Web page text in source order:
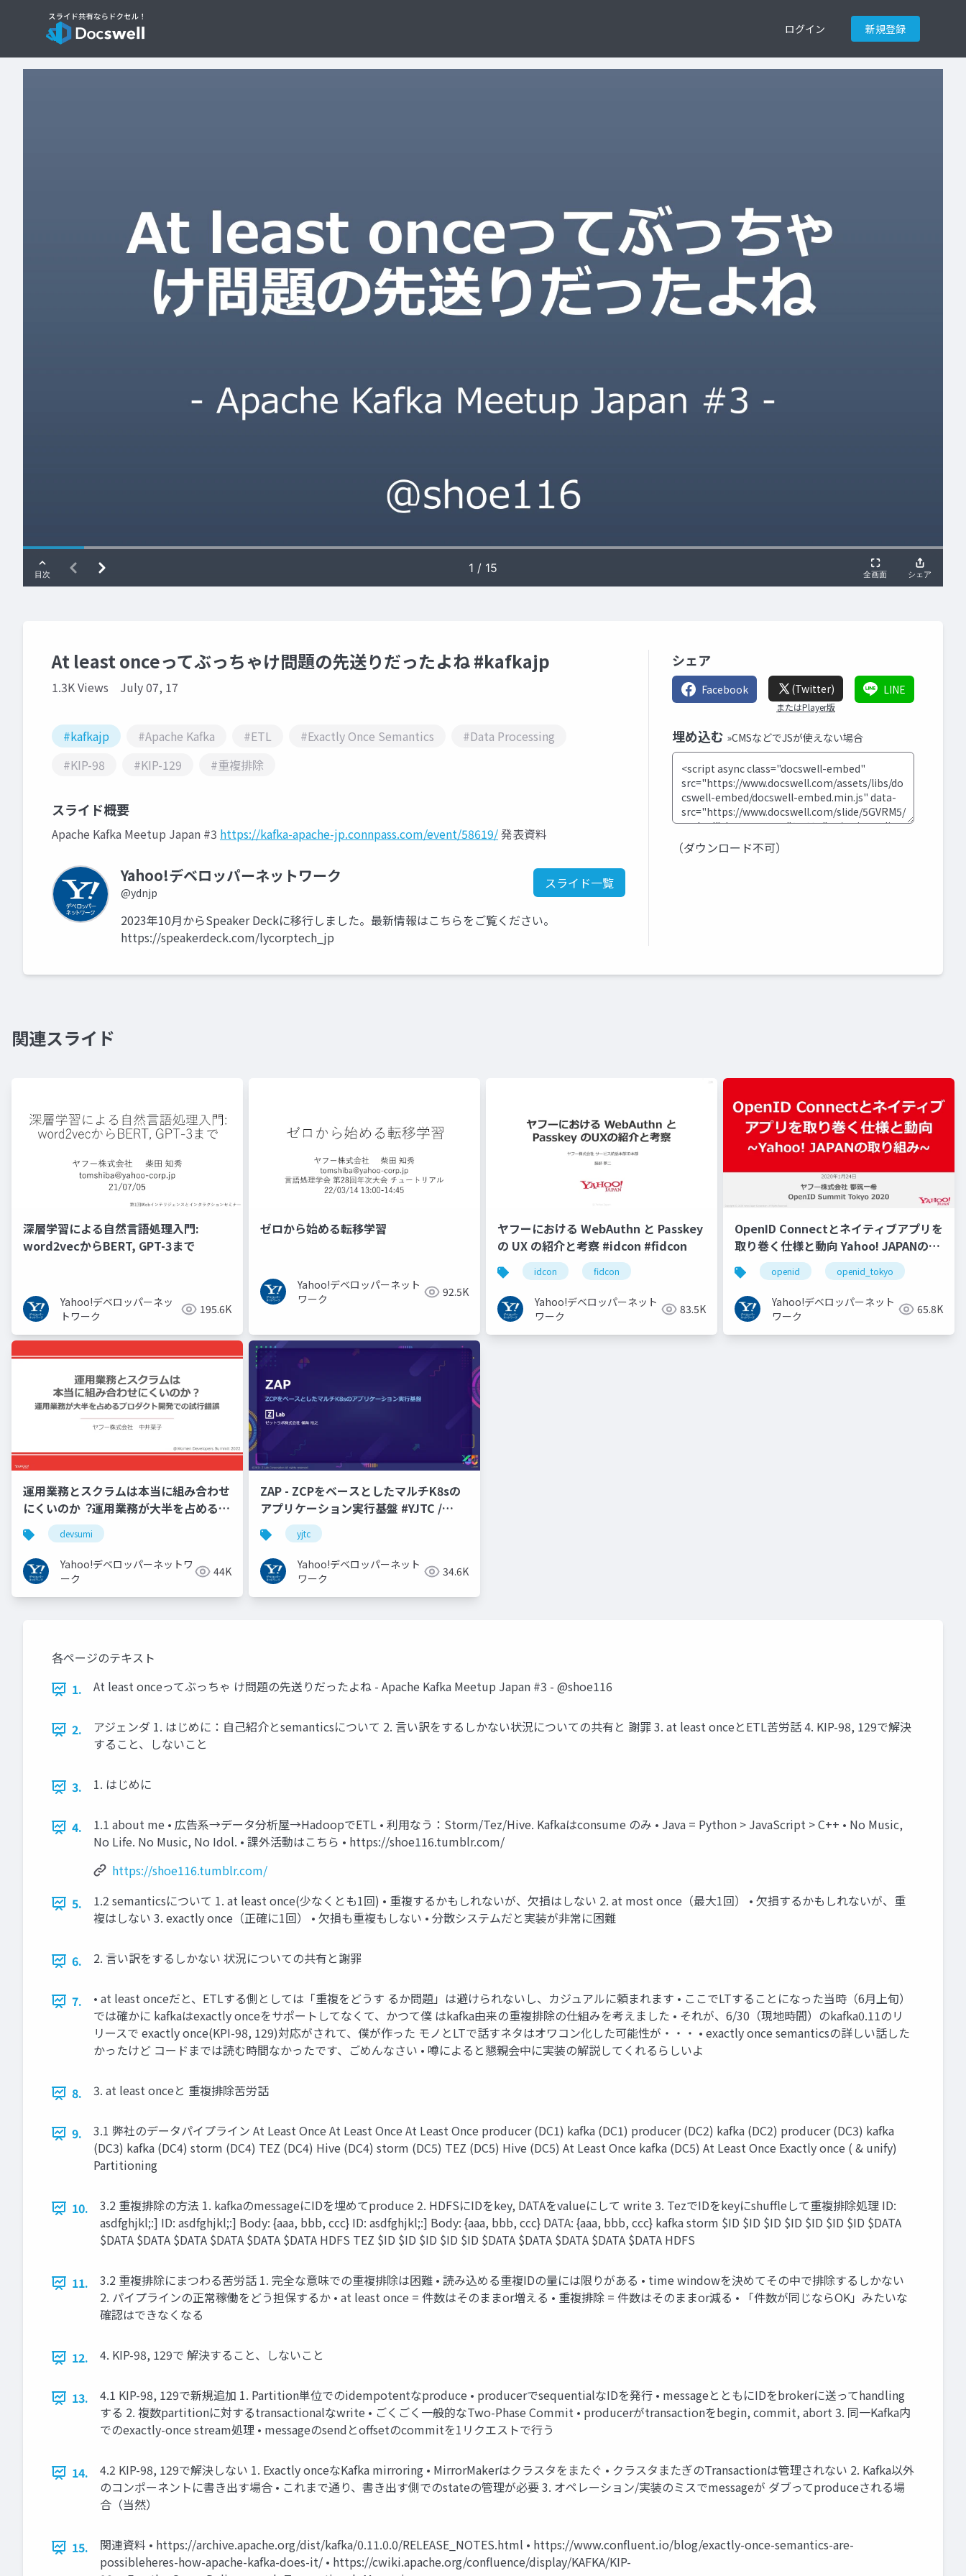
ログイン 新規登録
At least onceってぶっちゃけ問題の先送りだったよね #kafkajp
1.3K Views July 07, 17
#kafkajp #Apache Kafka #ETL #Exactly Once Semantics
#Data Processing
#KIP-98
#KIP-129 #重複排除
スライド概要
Apache Kafka Meetup Japan #3 https://kafka-apache-jp.connpass.com/event/58619/発表資料
Yahoo!デベロッパーネットワーク
@ydnjp
スライド一覧
2023年10月からSpeaker Deckに移行しました。最新情報はこちらをご覧ください。
https://speakerdeck.com/lycorptech_jp
シェア
Facebook (Twitter)
またはPlayer版
LINE
埋め込む »CMSなどでJSが使えない場合
（ダウンロード不可）
関連スライド
深層学習による自然言語処理入門:
word2vecからBERT, GPT-3まで
Yahoo!デベロッパーネッ
トワーク
195.6K
ゼロから始める転移学習
Yahoo!デベロッパーネット
ワーク
92.5K
ヤフーにおける WebAuthn と Passkey
の UX の紹介と考察 #idcon #fidcon
idcon fidcon
Yahoo!デベロッパーネット
ワーク
83.5K
OpenID Connectとネイティブアプリを
取り巻く仕様と動向 Yahoo! JAPANの取
り組み #openid #openid_tokyo
openid openid_tokyo
Yahoo!デベロッパーネット
ワーク
65.8K
運用業務とスクラムは本当に組み合わせ
にくいのか︖運用業務が大半を占めるプ
ロダクト開発での試行錯誤
devsumi
Yahoo!デベロッパーネットワ
ーク
44K
ZAP - ZCPをベースとしたマルチK8sの
アプリケーション実行基盤 #YJTC /
YJTC21 B-3
yjtc
Yahoo!デベロッパーネット
ワーク
34.6K
各ページのテキスト
1.
At least onceってぶっちゃ け問題の先送りだったよね - Apache Kafka Meetup Japan #3 - @shoe116
2.
アジェンダ 1. はじめに：自己紹介とsemanticsについて 2. 言い訳をするしかない状況についての共有と 謝罪 3. at least onceとETL苦労話 4. KIP-98, 129で解決
すること、しないこと
3. 1. はじめに
4.
1.1 about me • 広告系→データ分析屋→HadoopでETL • 利用なう：Storm/Tez/Hive. Kafkaはconsume のみ • Java = Python > JavaScript > C++ • No Music,
No Life. No Music, No Idol. • 課外活動はこちら • https://shoe116.tumblr.com/
https://shoe116.tumblr.com/
5.
1.2 semanticsについて 1. at least once(少なくとも1回) • 重複するかもしれないが、欠損はしない 2. at most once（最大1回） • 欠損するかもしれないが、重
複はしない 3. exactly once（正確に1回） • 欠損も重複もしない • 分散システムだと実装が非常に困難
6. 2. 言い訳をするしかない 状況についての共有と謝罪
7.
• at least onceだと、ETLする側としては「重複をどうす るか問題」は避けられないし、カジュアルに頼まれます • ここでLTすることになった当時（6月上旬）
では確かに kafkaはexactly onceをサポートしてなくて、かつて僕 はkafka由来の重複排除の仕組みを考えました • それが、6/30（現地時間）のkafka0.11のリ
リースで exactly once(KPI-98, 129)対応がされて、僕が作った モノとLTで話すネタはオワコン化した可能性が・・・ • exactly once semanticsの詳しい話した
かったけど コードまでは読む時間なかったです、ごめんなさい • 噂によると懇親会中に実装の解説してくれるらしいよ
8. 3. at least onceと 重複排除苦労話
9.
3.1 弊社のデータパイプライン At Least Once At Least Once At Least Once producer (DC1) kafka (DC1) producer (DC2) kafka (DC2) producer (DC3) kafka
(DC3) kafka (DC4) storm (DC4) TEZ (DC4) Hive (DC4) storm (DC5) TEZ (DC5) Hive (DC5) At Least Once kafka (DC5) At Least Once Exactly once ( & unify)
Partitioning
10.
3.2 重複排除の方法 1. kafkaのmessageにIDを埋めてproduce 2. HDFSにIDをkey, DATAをvalueにして write 3. TezでIDをkeyにshuffleして重複排除処理 ID:
asdfghjkl;:] ID: asdfghjkl;:] Body: {aaa, bbb, ccc} ID: asdfghjkl;:] Body: {aaa, bbb, ccc} DATA: {aaa, bbb, ccc} kafka storm $ID $ID $ID $ID $ID $ID $ID $DATA
$DATA $DATA $DATA $DATA $DATA $DATA HDFS TEZ $ID $ID $ID $ID $ID $DATA $DATA $DATA $DATA $DATA HDFS
11.
3.2 重複排除にまつわる苦労話 1. 完全な意味での重複排除は困難 • 読み込める重複IDの量には限りがある • time windowを決めてその中で排除するしかない
2. パイプラインの正常稼働をどう担保するか • at least once = 件数はそのままor増える • 重複排除 = 件数はそのままor減る • 「件数が同じならOK」みたいな
確認はできなくなる
12. 4. KIP-98, 129で 解決すること、しないこと
13.
4.1 KIP-98, 129で新規追加 1. Partition単位でのidempotentなproduce • producerでsequentialなIDを発行 • messageとともにIDをbrokerに送ってhandling
する 2. 複数partitionに対するtransactionalなwrite • ごくごく一般的なTwo-Phase Commit • producerがtransactionをbegin, commit, abort 3. 同一Kafka内
でのexactly-once stream処理 • messageのsendとoffsetのcommitを1リクエストで行う
14.
4.2 KIP-98, 129で解決しない 1. Exactly onceなKafka mirroring • MirrorMakerはクラスタをまたぐ • クラスタまたぎのTransactionは管理されない 2. Kafka以外
のコンポーネントに書き出す場合 • これまで通り、書き出す側でのstateの管理が必要 3. オペレーション/実装のミスでmessageが ダブってproduceされる場
合（当然）
15.
関連資料 • https://archive.apache.org/dist/kafka/0.11.0.0/RELEASE_NOTES.html • https://www.confluent.io/blog/exactly-once-semantics-are-
possibleheres-how-apache-kafka-does-it/ • https://cwiki.apache.org/confluence/display/KAFKA/KIP-